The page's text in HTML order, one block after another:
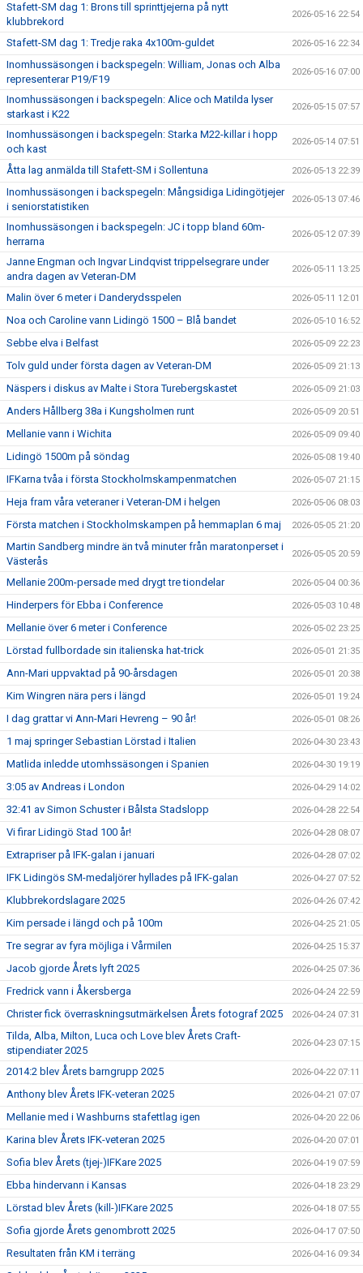
Stafett-SM dag 1: Brons till sprinttjejerna på nytt
klubbrekord
2026-05-16 22:54
Stafett-SM dag 1: Tredje raka 4x100m-guldet 2026-05-16 22:34
Inomhussäsongen i backspegeln: William, Jonas och Alba
representerar P19/F19
2026-05-16 07:00
Inomhussäsongen i backspegeln: Alice och Matilda lyser
starkast i K22
2026-05-15 07:57
Inomhussäsongen i backspegeln: Starka M22-killar i hopp
och kast
2026-05-14 07:51
Åtta lag anmälda till Stafett-SM i Sollentuna 2026-05-13 22:39
Inomhussäsongen i backspegeln: Mångsidiga Lidingötjejer
i seniorstatistiken
2026-05-13 07:46
Inomhussäsongen i backspegeln: JC i topp bland 60m-
herrarna
2026-05-12 07:39
Janne Engman och Ingvar Lindqvist trippelsegrare under
andra dagen av Veteran-DM
2026-05-11 13:25
Malin över 6 meter i Danderydsspelen 2026-05-11 12:01
Noa och Caroline vann Lidingö 1500 – Blå bandet 2026-05-10 16:52
Sebbe elva i Belfast 2026-05-09 22:23
Tolv guld under första dagen av Veteran-DM 2026-05-09 21:13
Näspers i diskus av Malte i Stora Turebergskastet 2026-05-09 21:03
Anders Hållberg 38a i Kungsholmen runt 2026-05-09 20:51
Mellanie vann i Wichita 2026-05-09 09:40
Lidingö 1500m på söndag 2026-05-08 19:40
IFKarna tvåa i första Stockholmskampenmatchen 2026-05-07 21:15
Heja fram våra veteraner i Veteran-DM i helgen 2026-05-06 08:03
Första matchen i Stockholmskampen på hemmaplan 6 maj 2026-05-05 21:20
Martin Sandberg mindre än två minuter från maratonperset i
Västerås
2026-05-05 20:59
Mellanie 200m-persade med drygt tre tiondelar 2026-05-04 00:36
Hinderpers för Ebba i Conference 2026-05-03 10:48
Mellanie över 6 meter i Conference 2026-05-02 23:25
Lörstad fullbordade sin italienska hat-trick 2026-05-01 21:35
Ann-Mari uppvaktad på 90-årsdagen 2026-05-01 20:38
Kim Wingren nära pers i längd 2026-05-01 19:24
I dag grattar vi Ann-Mari Hevreng – 90 år! 2026-05-01 08:26
1 maj springer Sebastian Lörstad i Italien 2026-04-30 23:43
Matlida inledde utomhssäsongen i Spanien 2026-04-30 19:19
3:05 av Andreas i London 2026-04-29 14:02
32:41 av Simon Schuster i Bålsta Stadslopp 2026-04-28 22:54
Vi firar Lidingö Stad 100 år! 2026-04-28 08:07
Extrapriser på IFK-galan i januari 2026-04-28 07:02
IFK Lidingös SM-medaljörer hyllades på IFK-galan 2026-04-27 07:52
Klubbrekordslagare 2025 2026-04-26 07:42
Kim persade i längd och på 100m 2026-04-25 21:05
Tre segrar av fyra möjliga i Vårmilen 2026-04-25 15:37
Jacob gjorde Årets lyft 2025 2026-04-25 07:36
Fredrick vann i Åkersberga 2026-04-24 22:59
Christer fick överraskningsutmärkelsen Årets fotograf 2025 2026-04-24 07:31
Tilda, Alba, Milton, Luca och Love blev Årets Craft-
stipendiater 2025
2026-04-23 07:15
2014:2 blev Årets barngrupp 2025 2026-04-22 07:11
Anthony blev Årets IFK-veteran 2025 2026-04-21 07:07
Mellanie med i Washburns stafettlag igen 2026-04-20 22:06
Karina blev Årets IFK-veteran 2025 2026-04-20 07:01
Sofia blev Årets (tjej-)IFKare 2025 2026-04-19 07:59
Ebba hindervann i Kansas 2026-04-18 23:29
Lörstad blev Årets (kill-)IFKare 2025 2026-04-18 07:55
Sofia gjorde Årets genombrott 2025 2026-04-17 07:50
Resultaten från KM i terräng 2026-04-16 09:34